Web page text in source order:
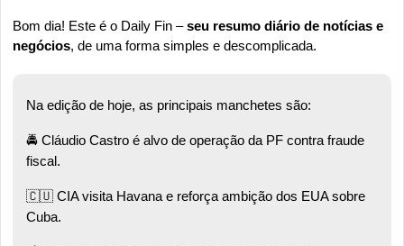
Bom dia! Este é o Daily Fin – seu resumo diário de notícias e
negócios, de uma forma simples e descomplicada.
Na edição de hoje, as principais manchetes são:
🚔 Cláudio Castro é alvo de operação da PF contra fraude
fiscal.
🇨🇺 CIA visita Havana e reforça ambição dos EUA sobre
Cuba.